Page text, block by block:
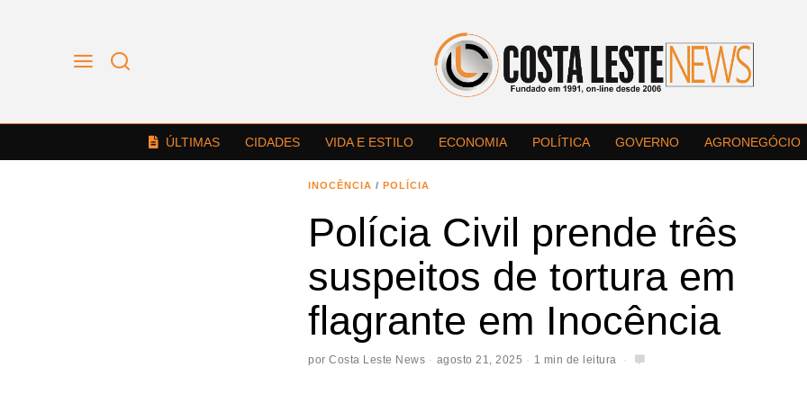
ÚLTIMAS CIDADES VIDA E ESTILO ECONOMIA POLÍTICA GOVERNO AGRONEGÓCIO
INOCÊNCIA / POLÍCIA
Polícia Civil prende três
suspeitos de tortura em
flagrante em Inocência
por Costa Leste News agosto 21, 2025 1 min de leitura